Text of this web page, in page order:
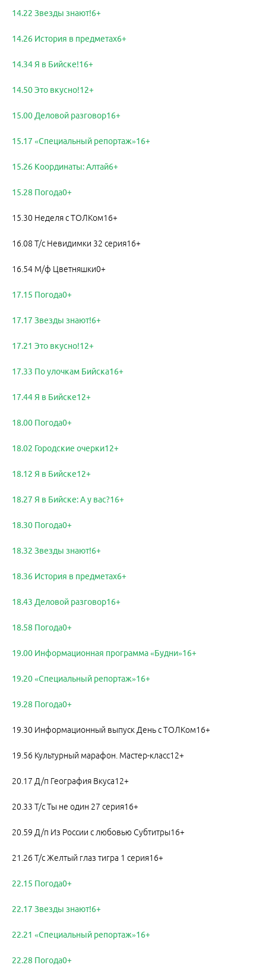
14.22 Звезды знают!6+
14.26 История в предметах6+
14.34 Я в Бийске!16+
14.50 Это вкусно!12+
15.00 Деловой разговор16+
15.17 «Специальный репортаж»16+
15.26 Координаты: Алтай6+
15.28 Погода0+
15.30 Неделя с ТОЛКом16+
16.08 Т/с Невидимки 32 серия16+
16.54 М/ф Цветняшки0+
17.15 Погода0+
17.17 Звезды знают!6+
17.21 Это вкусно!12+
17.33 По улочкам Бийска16+
17.44 Я в Бийске12+
18.00 Погода0+
18.02 Городские очерки12+
18.12 Я в Бийске12+
18.27 Я в Бийске: А у вас?16+
18.30 Погода0+
18.32 Звезды знают!6+
18.36 История в предметах6+
18.43 Деловой разговор16+
18.58 Погода0+
19.00 Информационная программа «Будни»16+
19.20 «Специальный репортаж»16+
19.28 Погода0+
19.30 Информационный выпуск День с ТОЛКом16+
19.56 Культурный марафон. Мастер-класс12+
20.17 Д/п География Вкуса12+
20.33 Т/с Ты не один 27 серия16+
20.59 Д/п Из России с любовью Субтитры16+
21.26 Т/с Желтый глаз тигра 1 серия16+
22.15 Погода0+
22.17 Звезды знают!6+
22.21 «Специальный репортаж»16+
22.28 Погода0+